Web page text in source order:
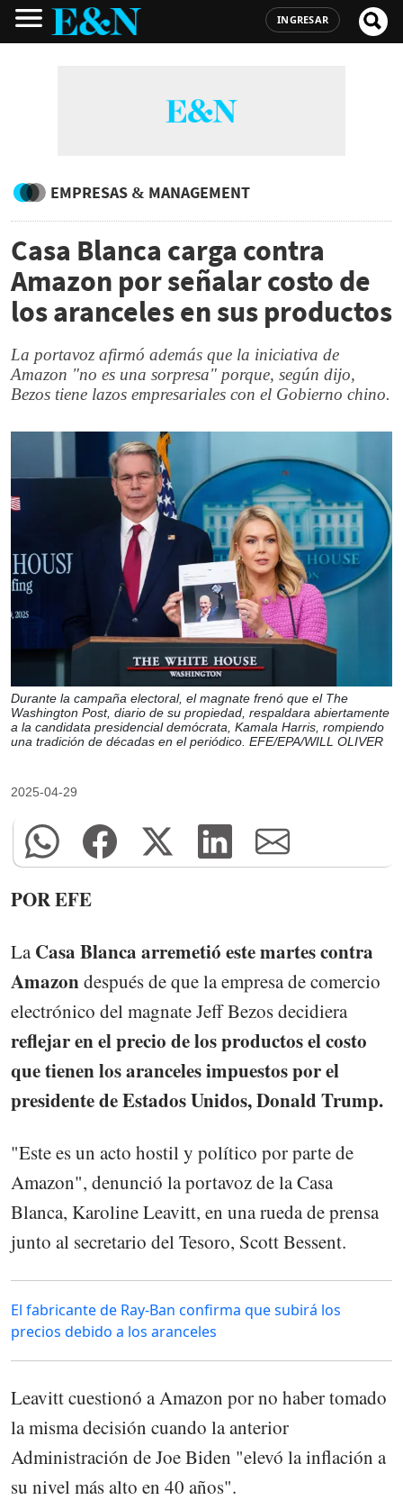
INGRESAR
EMPRESAS & MANAGEMENT
Casa Blanca carga contra
Amazon por señalar costo de
los aranceles en sus productos
La portavoz afirmó además que la iniciativa de
Amazon "no es una sorpresa" porque, según dijo,
Bezos tiene lazos empresariales con el Gobierno chino.
Durante la campaña electoral, el magnate frenó que el The
Washington Post, diario de su propiedad, respaldara abiertamente
a la candidata presidencial demócrata, Kamala Harris, rompiendo
una tradición de décadas en el periódico. EFE/EPA/WILL OLIVER
2025-04-29
POR EFE
LaCasa Blanca arremetió este martes contra
Amazondespués de que la empresa de comercio
electrónico del magnate Jeff Bezos decidiera
reflejar en el precio de los productos el costo
que tienen los aranceles impuestos por el
presidente de Estados Unidos, Donald Trump.
"Este es un acto hostil y político por parte de
Amazon", denunció la portavoz de la Casa
Blanca, Karoline Leavitt, en una rueda de prensa
junto al secretario del Tesoro, Scott Bessent.
El fabricante de Ray-Ban confirma que subirá los
precios debido a los aranceles
Leavitt cuestionó a Amazon por no haber tomado
la misma decisión cuando la anterior
Administración de Joe Biden "elevó la inflación a
su nivel más alto en 40 años".